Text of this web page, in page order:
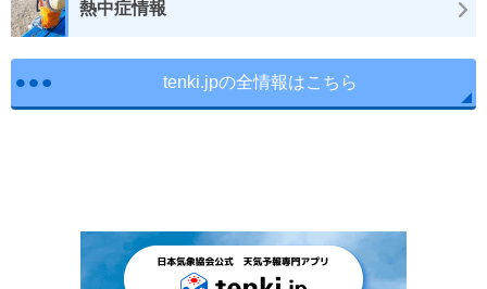
熱中症情報
tenki.jpの全情報はこちら